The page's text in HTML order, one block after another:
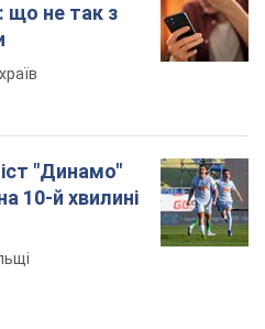
що не так з
"Динамо"
10-й хвилині